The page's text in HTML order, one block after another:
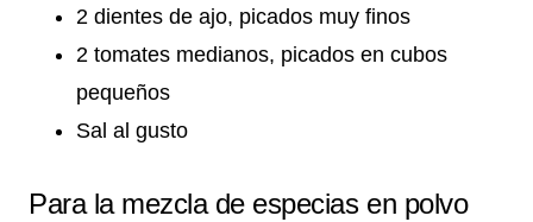
2 dientes de ajo, picados muy finos
2 tomates medianos, picados en cubos
pequeños
Sal al gusto
Para la mezcla de especias en polvo